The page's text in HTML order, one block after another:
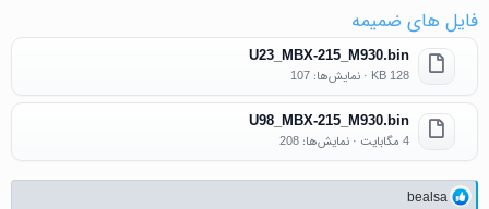
فایل های ضمیمه
U23_MBX-215_M930.bin
128 KB · نمایش‌ها: 107
U98_MBX-215_M930.bin
4 مگابایت · نمایش‌ها: 208
واکنش‌ها:
bealsa